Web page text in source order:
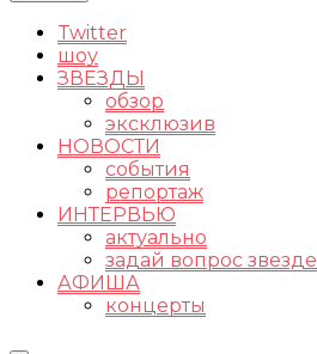
Twitter
шоу
ЗВЕЗДЫ
обзор
эксклюзив
НОВОСТИ
события
репортаж
ИНТЕРВЬЮ
актуально
задай вопрос звезде
АФИША
концерты